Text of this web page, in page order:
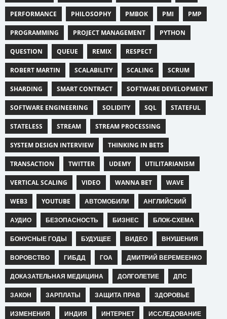
PERFORMANCE PHILOSOPHY PMBOK PMI PMP
PROGRAMMING PROJECT MANAGEMENT PYTHON
QUESTION QUEUE REMIX RESPECT
ROBERT MARTIN SCALABILITY SCALING SCRUM
SHARDING SMART CONTRACT SOFTWARE DEVELOPMENT
SOFTWARE ENGINEERING SOLIDITY SQL STATEFUL
STATELESS STREAM STREAM PROCESSING
SYSTEM DESIGN INTERVIEW THINKING IN BETS
TRANSACTION TWITTER UDEMY UTILITARIANISM
VERTICAL SCALING VIDEO WANNA BET WAVE
WEB3 YOUTUBE АВТОМОБИЛИ АНГЛИЙСКИЙ
АУДИО БЕЗОПАСНОСТЬ БИЗНЕС БЛОК-СХЕМА
БОНУСНЫЕ ГОДЫ БУДУЩЕЕ ВИДЕО ВНУШЕНИЯ
ВОРОВСТВО ГИБДД ГОА ДМИТРИЙ ВЕРЕМЕЕНКО
ДОКАЗАТЕЛЬНАЯ МЕДИЦИНА ДОЛГОЛЕТИЕ ДПС
ЗАКОН ЗАРПЛАТЫ ЗАЩИТА ПРАВ ЗДОРОВЬЕ
ИЗМЕНЕНИЯ ИНДИЯ ИНТЕРНЕТ ИССЛЕДОВАНИЕ